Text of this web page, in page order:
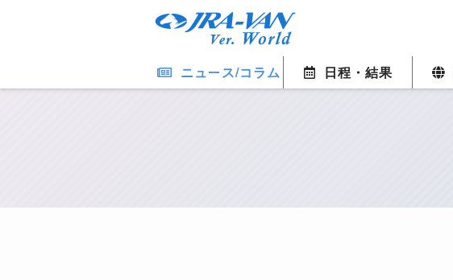
ニュース/コラム 日程・結果